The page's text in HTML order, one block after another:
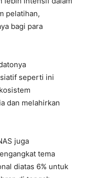
pelatihan,
bagi para
seperti ini
dan melahirkan
juga
tema
diatas 6% untuk